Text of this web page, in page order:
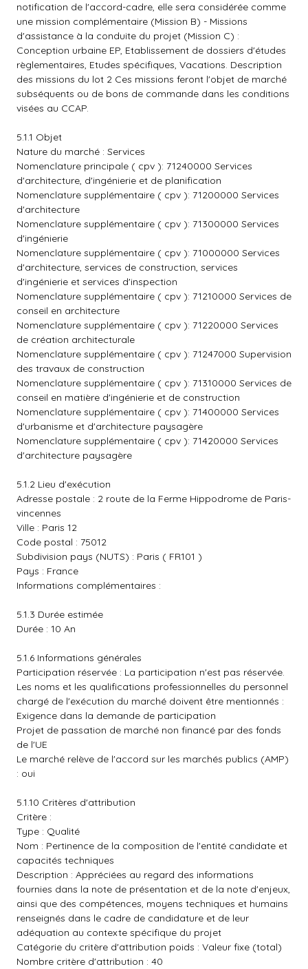
notification de l'accord-cadre, elle sera considérée comme
une mission complémentaire (Mission B) - Missions
d'assistance à la conduite du projet (Mission C) :
Conception urbaine EP, Etablissement de dossiers d'études
règlementaires, Etudes spécifiques, Vacations. Description
des missions du lot 2 Ces missions feront l'objet de marché
subséquents ou de bons de commande dans les conditions
visées au CCAP.
5.1.1 Objet
Nature du marché : Services
Nomenclature principale ( cpv ): 71240000 Services
d'architecture, d'ingénierie et de planification
Nomenclature supplémentaire ( cpv ): 71200000 Services
d'architecture
Nomenclature supplémentaire ( cpv ): 71300000 Services
d'ingénierie
Nomenclature supplémentaire ( cpv ): 71000000 Services
d'architecture, services de construction, services
d'ingénierie et services d'inspection
Nomenclature supplémentaire ( cpv ): 71210000 Services de
conseil en architecture
Nomenclature supplémentaire ( cpv ): 71220000 Services
de création architecturale
Nomenclature supplémentaire ( cpv ): 71247000 Supervision
des travaux de construction
Nomenclature supplémentaire ( cpv ): 71310000 Services de
conseil en matière d'ingénierie et de construction
Nomenclature supplémentaire ( cpv ): 71400000 Services
d'urbanisme et d'architecture paysagère
Nomenclature supplémentaire ( cpv ): 71420000 Services
d'architecture paysagère
5.1.2 Lieu d'exécution
Adresse postale : 2 route de la Ferme Hippodrome de Paris-
vincennes
Ville : Paris 12
Code postal : 75012
Subdivision pays (NUTS) : Paris ( FR101 )
Pays : France
Informations complémentaires :
5.1.3 Durée estimée
Durée : 10 An
5.1.6 Informations générales
Participation réservée : La participation n'est pas réservée.
Les noms et les qualifications professionnelles du personnel
chargé de l'exécution du marché doivent être mentionnés :
Exigence dans la demande de participation
Projet de passation de marché non financé par des fonds
de l'UE
Le marché relève de l'accord sur les marchés publics (AMP)
: oui
5.1.10 Critères d'attribution
Critère :
Type : Qualité
Nom : Pertinence de la composition de l'entité candidate et
capacités techniques
Description : Appréciées au regard des informations
fournies dans la note de présentation et de la note d'enjeux,
ainsi que des compétences, moyens techniques et humains
renseignés dans le cadre de candidature et de leur
adéquation au contexte spécifique du projet
Catégorie du critère d'attribution poids : Valeur fixe (total)
Nombre critère d'attribution : 40